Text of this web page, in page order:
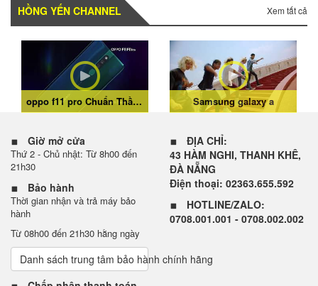
HỒNG YẾN CHANNEL Xem tất cả
oppo f11 pro Chuẩn Thần Thái Sáng Chân Dung Samsung galaxy a
Giờ mở cửa
Thứ 2 - Chủ nhật: Từ 8h00 đến
21h30
Bảo hành
Thời gian nhận và trả máy bảo
hành
Từ 08h00 đến 21h30 hằng ngày
Danh sách trung tâm bảo hành chính hãng
ĐỊA CHỈ:
43 HÀM NGHI, THANH KHÊ,
ĐÀ NẴNG
Điện thoại: 02363.655.592
HOTLINE/ZALO:
0708.001.001 - 0708.002.002